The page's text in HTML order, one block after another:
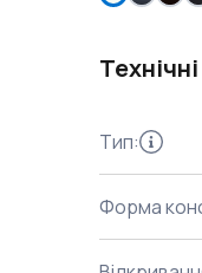
Тип:
Форма